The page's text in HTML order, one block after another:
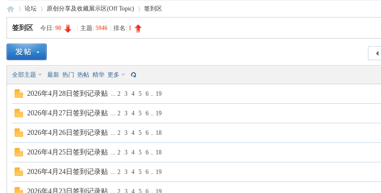
»
论坛
›
原创分享及收藏展示区(Off Topic) 签到区
签到区 今日:90 主题:5946 排名: 1
全部主题 最新 热门 热帖 精华 更多
2026年4月28日签到记录贴 ... 2 3 4 5 6 .. 19
2026年4月27日签到记录贴 ... 2 3 4 5 6 .. 19
2026年4月26日签到记录贴 ... 2 3 4 5 6 .. 18
2026年4月25日签到记录贴 ... 2 3 4 5 6 .. 18
2026年4月24日签到记录贴 ... 2 3 4 5 6 .. 19
2026年4月23日签到记录贴 ... 2 3 4 5 6 .. 19